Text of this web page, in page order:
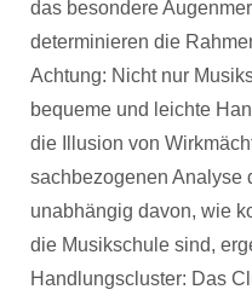
das besondere
determinieren die
Achtung: Nicht nur
bequeme und leichte
die Illusion von
sachbezogenen Analyse
unabhängig davon, wie
die Musikschule sind,
Handlungscluster: Das